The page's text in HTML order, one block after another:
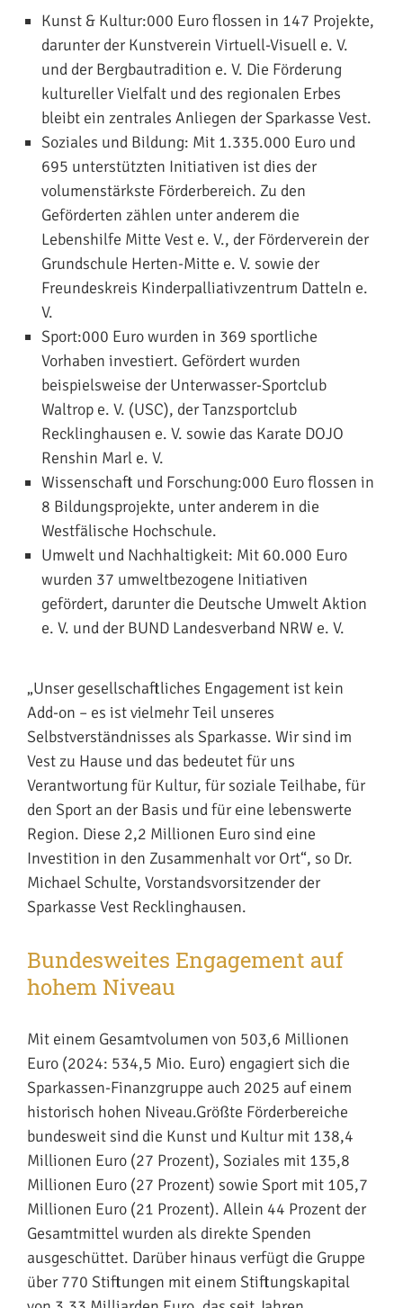
Kunst & Kultur:000 Euro flossen in 147 Projekte,
darunter der Kunstverein Virtuell-Visuell e. V.
und der Bergbautradition e. V. Die Förderung
kultureller Vielfalt und des regionalen Erbes
bleibt ein zentrales Anliegen der Sparkasse Vest.
Soziales und Bildung: Mit 1.335.000 Euro und
695 unterstützten Initiativen ist dies der
volumenstärkste Förderbereich. Zu den
Geförderten zählen unter anderem die
Lebenshilfe Mitte Vest e. V., der Förderverein der
Grundschule Herten-Mitte e. V. sowie der
Freundeskreis Kinderpalliativzentrum Datteln e.
V.
Sport:000 Euro wurden in 369 sportliche
Vorhaben investiert. Gefördert wurden
beispielsweise der Unterwasser-Sportclub
Waltrop e. V. (USC), der Tanzsportclub
Recklinghausen e. V. sowie das Karate DOJO
Renshin Marl e. V.
Wissenschaft und Forschung:000 Euro flossen in
8 Bildungsprojekte, unter anderem in die
Westfälische Hochschule.
Umwelt und Nachhaltigkeit: Mit 60.000 Euro
wurden 37 umweltbezogene Initiativen
gefördert, darunter die Deutsche Umwelt Aktion
e. V. und der BUND Landesverband NRW e. V.
„Unser gesellschaftliches Engagement ist kein
Add-on – es ist vielmehr Teil unseres
Selbstverständnisses als Sparkasse. Wir sind im
Vest zu Hause und das bedeutet für uns
Verantwortung für Kultur, für soziale Teilhabe, für
den Sport an der Basis und für eine lebenswerte
Region. Diese 2,2 Millionen Euro sind eine
Investition in den Zusammenhalt vor Ort“, so Dr.
Michael Schulte, Vorstandsvorsitzender der
Sparkasse Vest Recklinghausen.
Bundesweites Engagement auf
hohem Niveau
Mit einem Gesamtvolumen von 503,6 Millionen
Euro (2024: 534,5 Mio. Euro) engagiert sich die
Sparkassen-Finanzgruppe auch 2025 auf einem
historisch hohen Niveau.Größte Förderbereiche
bundesweit sind die Kunst und Kultur mit 138,4
Millionen Euro (27 Prozent), Soziales mit 135,8
Millionen Euro (27 Prozent) sowie Sport mit 105,7
Millionen Euro (21 Prozent). Allein 44 Prozent der
Gesamtmittel wurden als direkte Spenden
ausgeschüttet. Darüber hinaus verfügt die Gruppe
über 770 Stiftungen mit einem Stiftungskapital